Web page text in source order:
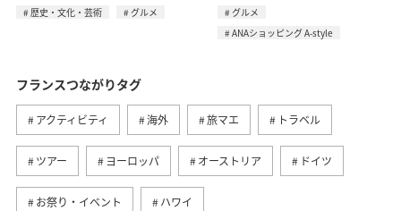
歴史・文化・芸術
グルメ
グルメ
ANAショッピング A-style
フランスつながりタグ
アクティビティ 海外 旅マエ トラベル
ツアー ヨーロッパ オーストリア ドイツ
お祭り・イベント ハワイ